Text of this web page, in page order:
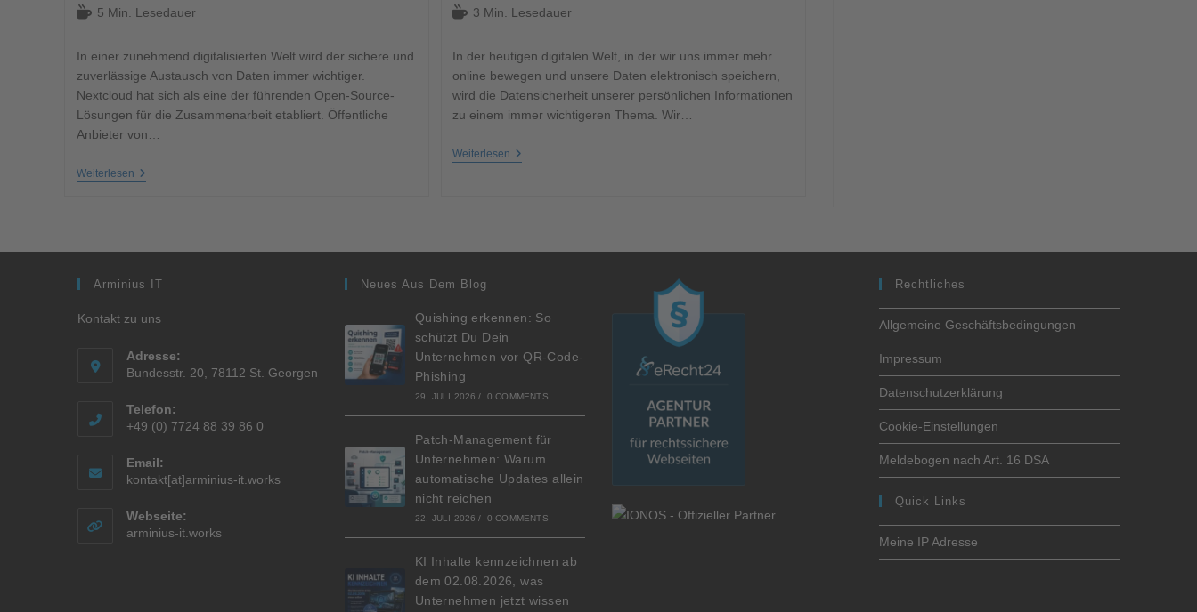
5 Min. Lesedauer
In einer zunehmend digitalisierten Welt wird der sichere und
zuverlässige Austausch von Daten immer wichtiger.
Nextcloud hat sich als eine der führenden Open-Source-
Lösungen für die Zusammenarbeit etabliert. Öffentliche
Anbieter von…
Weiterlesen
3 Min. Lesedauer
In der heutigen digitalen Welt, in der wir uns immer mehr
online bewegen und unsere Daten elektronisch speichern,
wird die Datensicherheit unserer persönlichen Informationen
zu einem immer wichtigeren Thema. Wir…
Weiterlesen
Arminius IT
Kontakt zu uns
Adresse:
Bundesstr. 20, 78112 St. Georgen
Telefon:
+49 (0) 7724 88 39 86 0
Email:
kontakt[at]arminius-it.works
Webseite:
arminius-it.works
Neues Aus Dem Blog
Quishing erkennen: So
schützt Du Dein
Unternehmen vor QR-Code-
Phishing
29. JULI 2026 / 0 COMMENTS
Patch-Management für
Unternehmen: Warum
automatische Updates allein
nicht reichen
22. JULI 2026 / 0 COMMENTS
KI Inhalte kennzeichnen ab
dem 02.08.2026, was
Unternehmen jetzt wissen
Rechtliches
Allgemeine Geschäftsbedingungen
Impressum
Datenschutzerklärung
Cookie-Einstellungen
Meldebogen nach Art. 16 DSA
Quick Links
Meine IP Adresse